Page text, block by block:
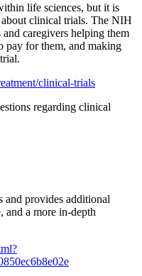
life sciences, but it is
clinical trials. The NIH
caregivers helping them
pay for them, and making
clinical-trials
regarding clinical
and provides additional
and a more in-depth